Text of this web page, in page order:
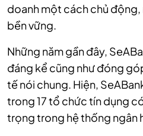
doanh một cách chủ động,
bền vững.
Những năm gần đây,
đáng kể cũng như đóng
tế nói chung. Hiện,
trong 17 tổ chức tín dụng
trọng trong hệ thống ngân